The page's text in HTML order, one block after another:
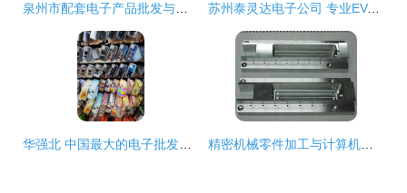
苏州泰灵达电子公司 专业EVA塑料制品批发服务